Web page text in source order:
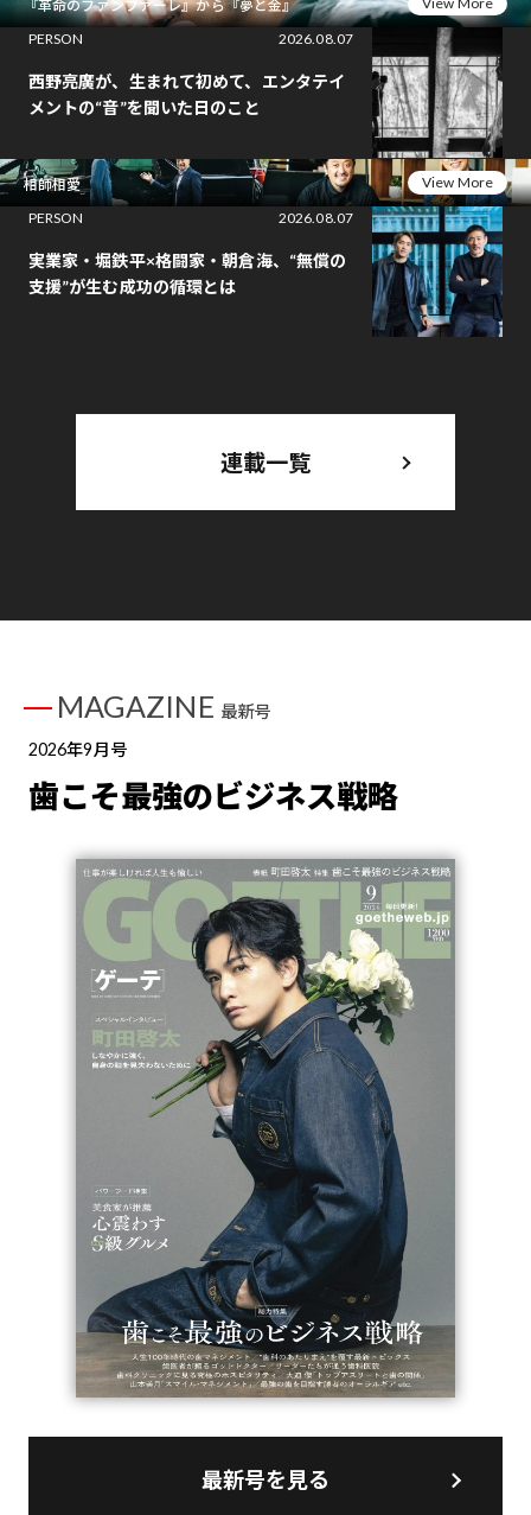
『革命のファンファーレ』から『夢と金』
PERSON
2026.08.07
西野亮廣が、生まれて初めて、エンタテイ
メントの“音”を聞いた日のこと
相師相愛
View More
PERSON
2026.08.07
実業家・堀鉄平×格闘家・朝倉海、“無償の
支援”が生む成功の循環とは
連載一覧
MAGAZINE 最新号
2026年9月号
歯こそ最強のビジネス戦略
最新号を見る